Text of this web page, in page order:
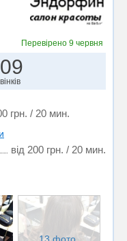
Перевірено 9 червня
грн. / 20 мин.
від 200 грн. / 20 мин.